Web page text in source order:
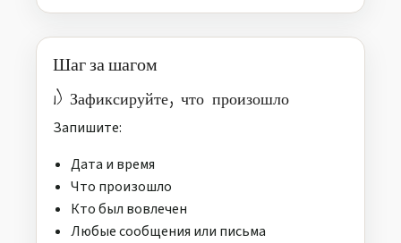
Шаг за шагом
1) Зафиксируйте, что произошло
Запишите:
Дата и время
Что произошло
Кто был вовлечен
Любые сообщения или письма